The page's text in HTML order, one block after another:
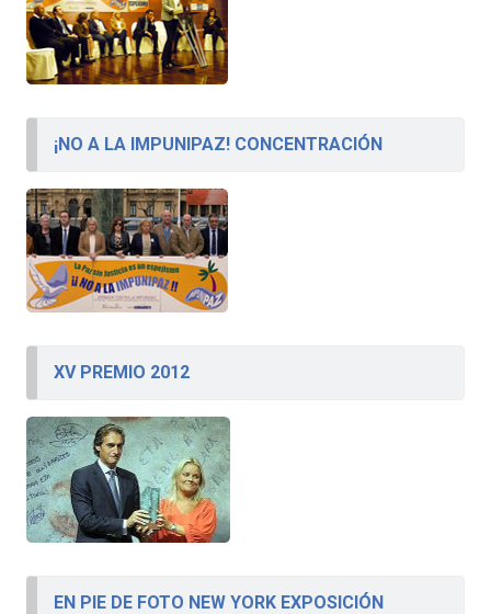
¡NO A LA IMPUNIPAZ! CONCENTRACIÓN
XV PREMIO 2012
EN PIE DE FOTO NEW YORK EXPOSICIÓN